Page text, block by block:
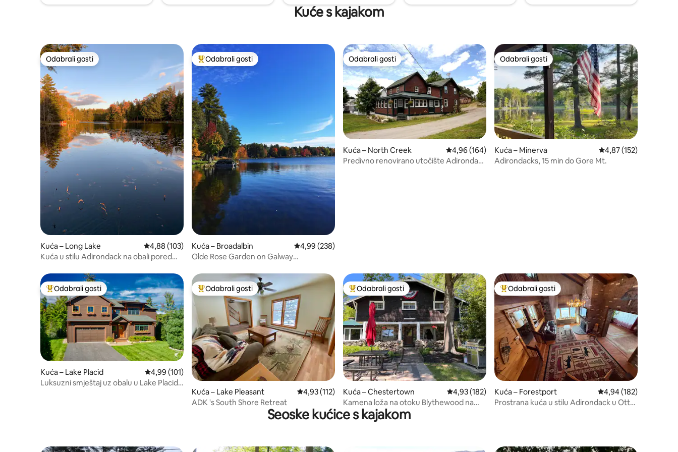
Kuće s kajakom
Odabrali gosti
Odabrali gosti
Kuća – Long Lake Prosječna ocjena: 4,88/5, recenzija: 103
4,88 (103)
Kuća u stilu Adirondack na obali pored
Među najviše rangiranima s oznakom „Odabrali gosti”
Odabrali gosti
Kuća – Broadalbin Prosječna ocjena: 4,99/5, recenzija: 238
4,99 (238)
Olde Rose Garden on Galway
Odabrali gosti
Odabrali gosti
Kuća – North Creek Prosječna ocjena: 4,96/5, recenzija: 164
4,96 (164)
Predivno renovirano utočište Adirondack
Odabrali gosti
Odabrali gosti
Kuća – Minerva Prosječna ocjena:
4,87 (152)
Adirondacks, 15 min do Gore Mt.
Među najviše rangiranima s oznakom „Odabrali gosti”
Odabrali gosti
Kuća – Lake Placid Prosječna ocjena: 4,99/5, recenzija: 101
4,99 (101)
Luksuzni smještaj uz obalu u Lake Placidu
Među najviše rangiranima s oznakom „Odabrali gosti”
Odabrali gosti
Kuća – Lake Pleasant Prosječna ocjena: 4,93/5, recenzija: 112
4,93 (112)
ADK 's South Shore Retreat
Među najviše rangiranima s oznakom „Odabrali gosti”
Odabrali gosti
Kuća – Chestertown Prosječna ocjena: 4,93/5, recenzija: 182
4,93 (182)
Kamena loža na otoku Blythewood na
jezeru Loon
Među najviše rangiranima s oznakom „Odabrali gosti”
Odabrali gosti
Kuća – Forestport Prosječna ocjena:
4,94 (182)
Prostrana kuća u stilu Adirondack u Otter
Seoske kućice s kajakom